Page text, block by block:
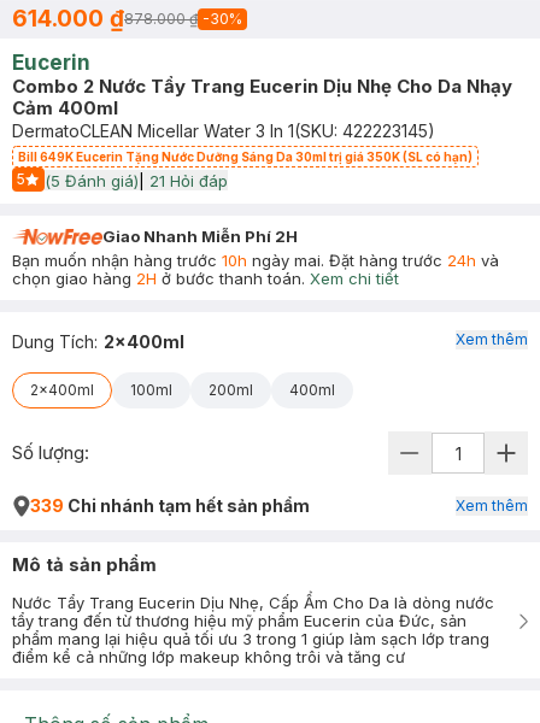
614.000 ₫878.000 ₫ -30%
Eucerin
Combo 2 Nước Tẩy Trang Eucerin Dịu Nhẹ Cho Da Nhạy
Cảm 400ml
DermatoCLEAN Micellar Water 3 In 1(SKU: 422223145)
Bill 649K Eucerin Tặng Nước Dưỡng Sáng Da 30ml trị giá 350K (SL có hạn)
5
Start Icon
(5 Đánh giá) 21 Hỏi đáp
Giao Nhanh Miễn Phí 2H
Bạn muốn nhận hàng trước 10h ngày mai. Đặt hàng trước 24h và
chọn giao hàng 2H ở bước thanh toán. Xem chi tiết
Dung Tích: 2x400ml
2x400ml 100ml 200ml 400ml
Xem thêm
Số lượng:
339 Chi nhánh tạm hết sản phẩm Xem thêm
Mô tả sản phẩm
Nước Tẩy Trang Eucerin Dịu Nhẹ, Cấp Ẩm Cho Da là dòng nước
tẩy trang đến từ thương hiệu mỹ phẩm Eucerin của Đức, sản
phẩm mang lại hiệu quả tối ưu 3 trong 1 giúp làm sạch lớp trang
điểm kể cả những lớp makeup không trôi và tăng cư